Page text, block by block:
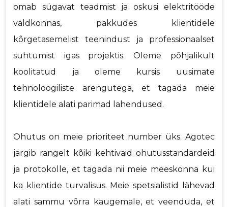
omab sügavat teadmist ja oskusi elektritööde
valdkonnas, pakkudes klientidele
kõrgetasemelist teenindust ja professionaalset
suhtumist igas projektis. Oleme põhjalikult
koolitatud ja oleme kursis uusimate
tehnoloogiliste arengutega, et tagada meie
klientidele alati parimad lahendused.
Ohutus on meie prioriteet number üks. Agotec
järgib rangelt kõiki kehtivaid ohutusstandardeid
ja protokolle, et tagada nii meie meeskonna kui
ka klientide turvalisus. Meie spetsialistid lähevad
alati sammu võrra kaugemale, et veenduda, et